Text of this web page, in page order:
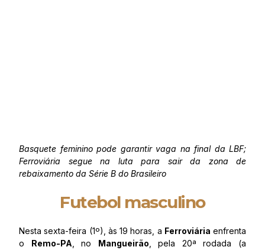
Basquete feminino pode garantir vaga na final da LBF;
Ferroviária segue na luta para sair da zona de
rebaixamento da Série B do Brasileiro
Futebol masculino
Nesta sexta-feira (1º), às 19 horas, a Ferroviária enfrenta
o
Remo-PA, no Mangueirão, pela 20ª rodada (a